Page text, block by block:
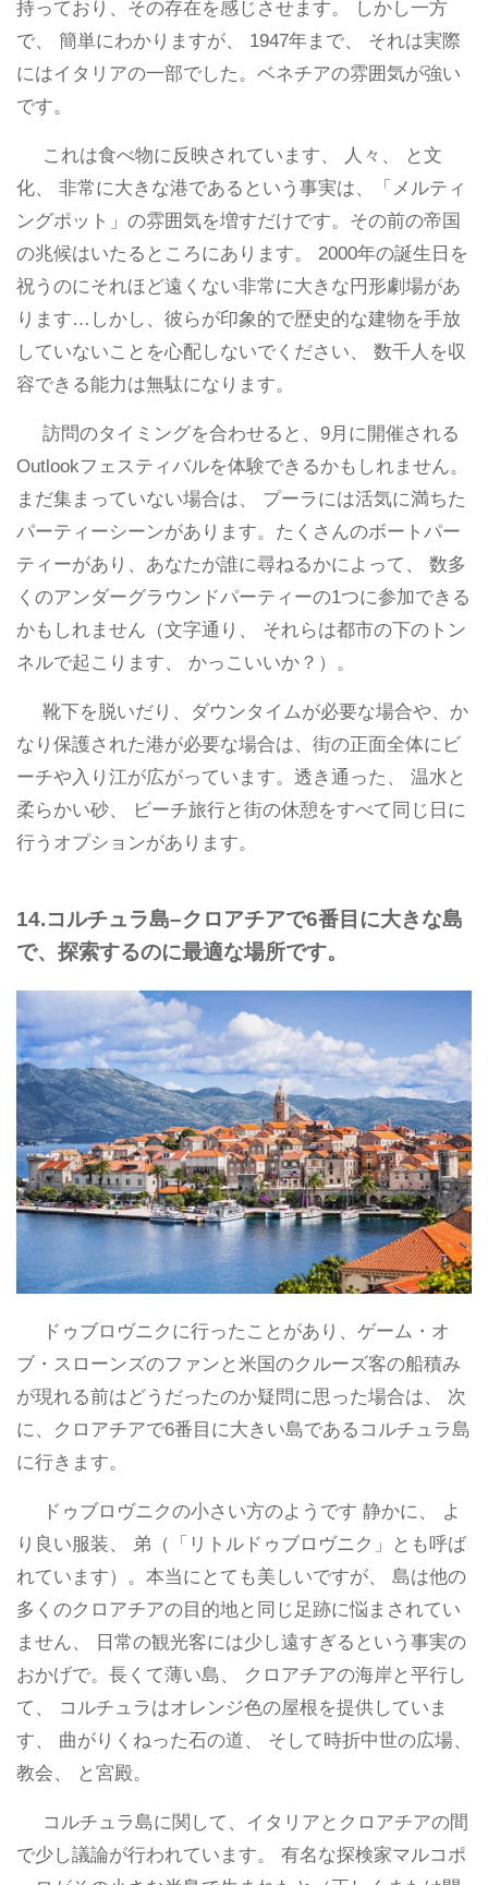
持っており、その存在を感じさせます。 しかし一方
で、 簡単にわかりますが、 1947年まで、 それは実際
にはイタリアの一部でした。ベネチアの雰囲気が強い
です。
これは食べ物に反映されています、 人々、 と文
化、 非常に大きな港であるという事実は、「メルティ
ングポット」の雰囲気を増すだけです。その前の帝国
の兆候はいたるところにあります。 2000年の誕生日を
祝うのにそれほど遠くない非常に大きな円形劇場があ
ります…しかし、彼らが印象的で歴史的な建物を手放
していないことを心配しないでください、 数千人を収
容できる能力は無駄になります。
訪問のタイミングを合わせると、9月に開催される
Outlookフェスティバルを体験できるかもしれません。
まだ集まっていない場合は、 プーラには活気に満ちた
パーティーシーンがあります。たくさんのボートパー
ティーがあり、あなたが誰に尋ねるかによって、 数多
くのアンダーグラウンドパーティーの1つに参加できる
かもしれません（文字通り、 それらは都市の下のトン
ネルで起こります、 かっこいいか？）。
靴下を脱いだり、ダウンタイムが必要な場合や、か
なり保護された港が必要な場合は、街の正面全体にビ
ーチや入り江が広がっています。透き通った、 温水と
柔らかい砂、 ビーチ旅行と街の休憩をすべて同じ日に
行うオプションがあります。
14.コルチュラ島–クロアチアで6番目に大きな島
で、探索するのに最適な場所です。
ドゥブロヴニクに行ったことがあり、ゲーム・オ
ブ・スローンズのファンと米国のクルーズ客の船積み
が現れる前はどうだったのか疑問に思った場合は、 次
に、クロアチアで6番目に大きい島であるコルチュラ島
に行きます。
ドゥブロヴニクの小さい方のようです 静かに、 よ
り良い服装、 弟（「リトルドゥブロヴニク」とも呼ば
れています）。本当にとても美しいですが、 島は他の
多くのクロアチアの目的地と同じ足跡に悩まされてい
ません、 日常の観光客には少し遠すぎるという事実の
おかげで。長くて薄い島、 クロアチアの海岸と平行し
て、 コルチュラはオレンジ色の屋根を提供していま
す、 曲がりくねった石の道、 そして時折中世の広場、
教会、 と宮殿。
コルチュラ島に関して、イタリアとクロアチアの間
で少し議論が行われています。 有名な探検家マルコポ